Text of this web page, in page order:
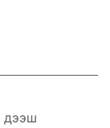
дээш